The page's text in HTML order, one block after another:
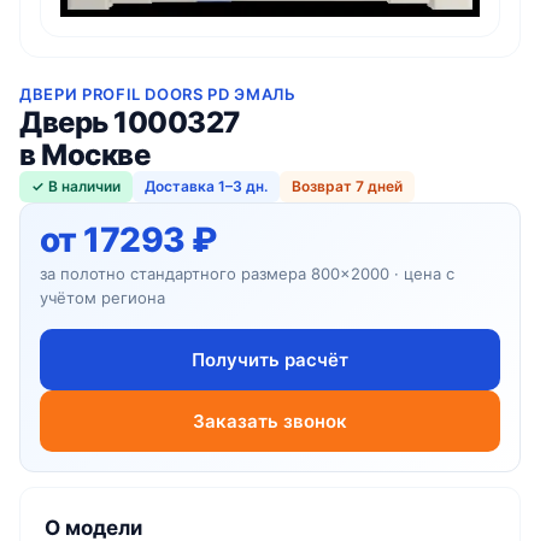
ДВЕРИ PROFIL DOORS PD ЭМАЛЬ
Дверь 1000327
в Москве
✓ В наличии Доставка 1–3 дн. Возврат 7 дней
от 17293 ₽
за полотно стандартного размера 800×2000 · цена с
учётом региона
Получить расчёт
Заказать звонок
О модели